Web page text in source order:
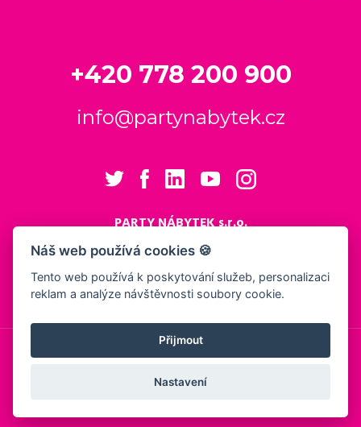
Náš web používá cookies 🍪
Tento web používá k poskytování služeb, personalizaci
reklam a analýze návštěvnosti soubory cookie.
Přijmout
Nastavení
+420 778 200 900
info@partynabytek.cz
PARTY NÁBYTEK s.r.o.
Cukrovarská 984
Logistický areál Cukrovar Čakovice
196 00 Praha 9 - Čakovice
© 2026, PARTY NÁBYTEK s.r.o.
Ochrana osobních údajů